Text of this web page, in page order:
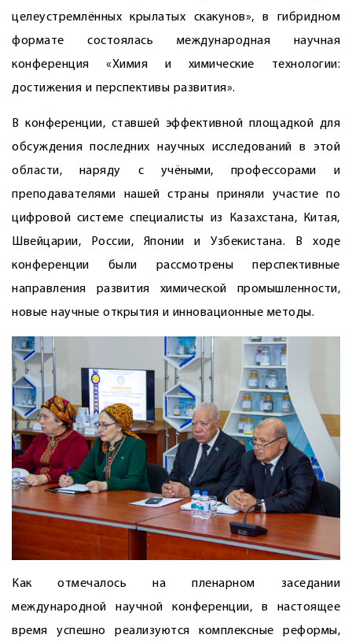
целеустремлённых крылатых скакунов», в гибридном
формате состоялась международная научная
конференция «Химия и химические технологии:
достижения и перспективы развития».
В конференции, ставшей эффективной площадкой для
обсуждения последних научных исследований в этой
области, наряду с учёными, профессорами и
преподавателями нашей страны приняли участие по
цифровой системе специалисты из Казахстана, Китая,
Швейцарии, России, Японии и Узбекистана. В ходе
конференции были рассмотрены перспективные
направления развития химической промышленности,
новые научные открытия и инновационные методы.
Как отмечалось на пленарном заседании
международной научной конференции, в настоящее
время успешно реализуются комплексные реформы,